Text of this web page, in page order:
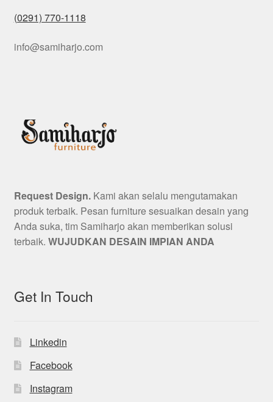
(0291) 770-1118
info@samiharjo.com
Request Design.Kami akan selalu mengutamakan
produk terbaik. Pesan furniture sesuaikan desain yang
Anda suka, tim Samiharjo akan memberikan solusi
terbaik. WUJUDKAN DESAIN IMPIAN ANDA
Get In Touch
Linkedin
Facebook
Instagram